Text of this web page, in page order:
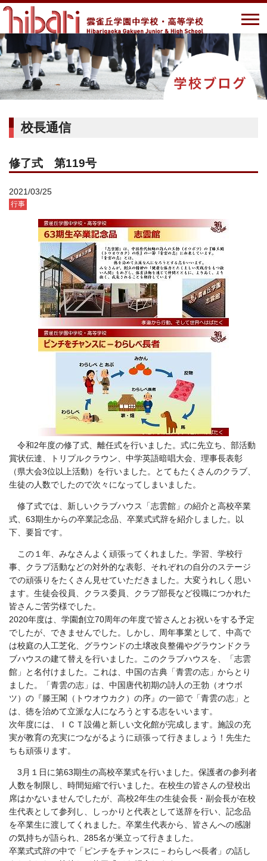
校長通信
修了式 第119号
2021/03/25
行事
令和2年度の修了式、離任式を行いました。式に先立ち、部活動
賞状伝達、トリプルクラウン、中学英語暗唱大会、理事長表彰
（県大会3位以上活動）を行いました。とてもたくさんのクラブ、
生徒の人数でしたので次々になってしまいました。
修了式では、新しいクラブハウス「志雲館」の紹介と高校卒業
式、63期生からの卒業記念品、卒業式式辞を紹介しました。以
下、要旨です。
この１年、みなさんよく頑張ってくれました。学習、学校行
事、クラブ活動などの対外的な表彰、それぞれの自分のステージ
での頑張りをたくさん見せていただきました。大変うれしく思い
ます。生徒会役員、クラス委員、クラブ部長など役職につかれた
皆さんご苦労様でした。
2020年度は、学園創立70周年の年度で皆さんとお祝いをする予定
でしたが、できませんでした。しかし、周年事業として、中高で
は校庭の人工芝化、グラウンドの土壌改良整備やグラウンドクラ
ブハウスの建て替えを行いました。このクラブハウスを、「志雲
館」と名付けました。これは、中国の古典「青雲の志」からとり
ました。「青雲の志」は、中国唐代初期の詩人の王勃（オウボ
ツ）の『滕王閣（トウオウカク）の序』の一節で「青雲の志」と
は、徳を治めて立派な人になろうとする志をいいます。
次年度には、ＩＣＴ設備と新しい文化館が完成します。施設の充
実が教育の充実につながるように頑張って行きましょう！先生た
ちも頑張ります。
3月１日に第63期生の高校卒業式を行いました。保護者の参列者
人数を制限し、時間短縮で行いました。在校生の皆さんの登校出
席はかないませんでしたが、高校2年生の生徒会長・副会長が在校
生代表として参列し、しっかりと代表として送辞を行い、記念品
を卒業生に渡してくれました。卒業生代表から、皆さんへの感謝
の気持ちが語られ、 285名が巣立って行きました。
卒業式式辞の中で「ピンチをチャンスに－わらしべ長者」の話し